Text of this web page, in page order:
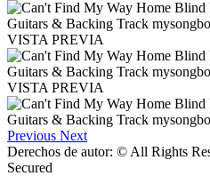
VISTA PREVIA
VISTA PREVIA
Previous Next
Derechos de autor: © All Rights
Secured